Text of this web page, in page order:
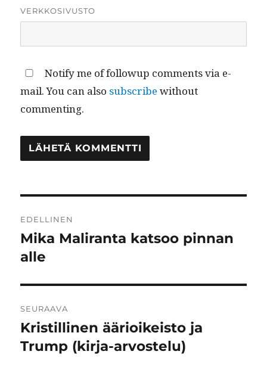
VERKKOSIVUSTO
Notify me of followup comments via e-
mail. You can also subscribe without
commenting.
selaus
EDELLINEN
Edellinen
artikkeli:
Mika Maliranta katsoo pinnan
alle
SEURAAVA
Seuraava
artikkeli:
Kristillinen äärioikeisto ja
Trump (kirja-arvostelu)